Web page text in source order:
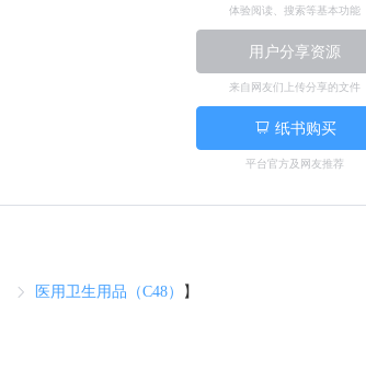
体验阅读、搜索等基本功能
用户分享资源
来自网友们上传分享的文件
纸书购买
平台官方及网友推荐
医用卫生用品（C48） 】